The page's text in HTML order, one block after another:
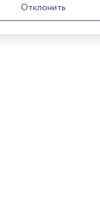
запахи.
— так чехол
Отклонить